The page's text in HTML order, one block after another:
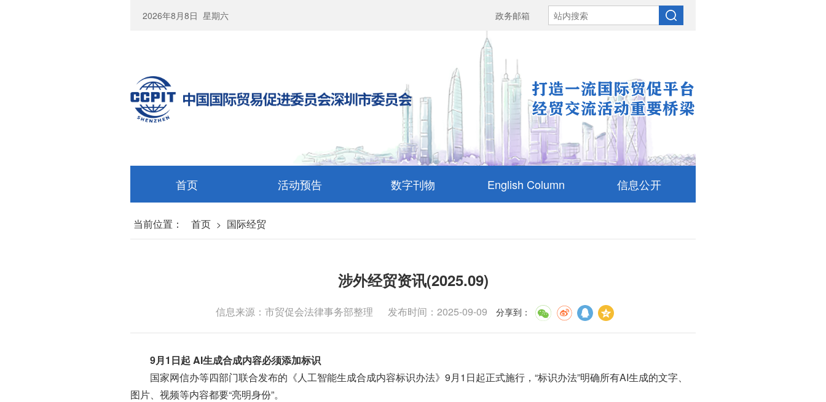
2026年8月8日 星期六 政务邮箱
首页 活动预告 数字刊物 English Column 信息公开
当前位置： 首页 > 国际经贸
涉外经贸资讯(2025.09)
信息来源：市贸促会法律事务部整理 发布时间：2025-09-09 分享到 ：
9月1日起 AI生成合成内容必须添加标识
国家网信办等四部门联合发布的《人工智能生成合成内容标识办法》9月1日起正式施行，“标识办法”明确所有AI生成的文字、
图片、视频等内容都要“亮明身份”。